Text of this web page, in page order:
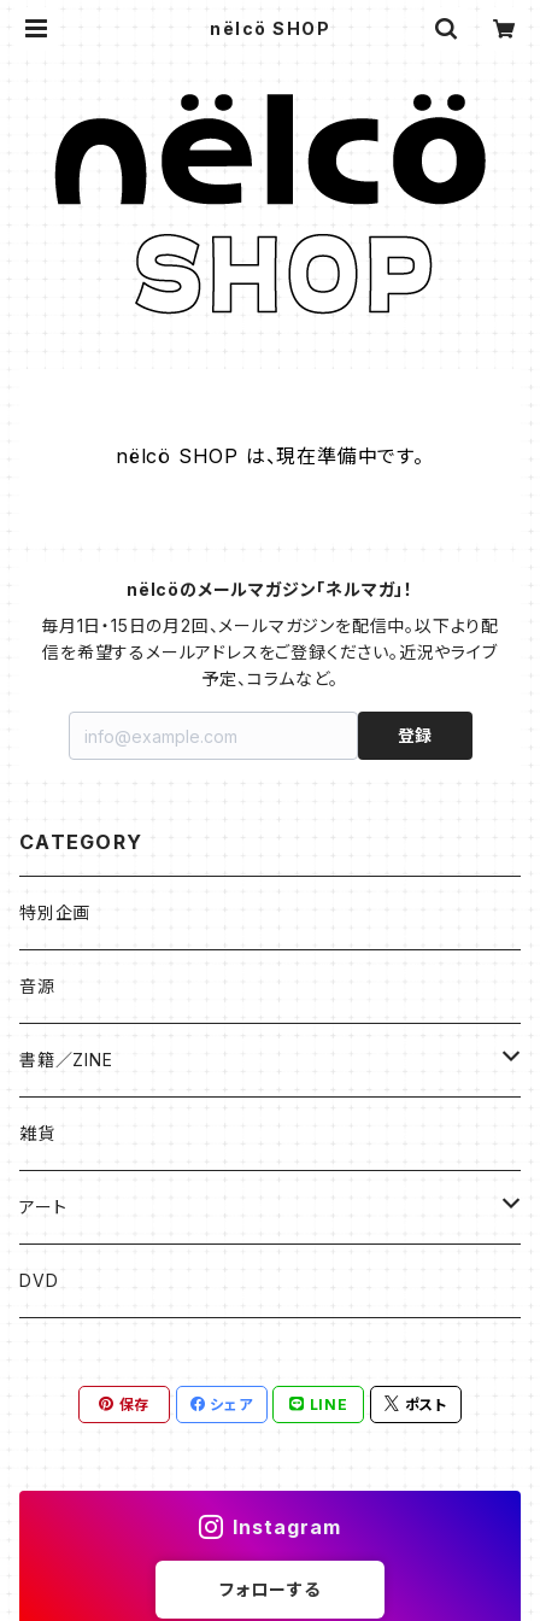
nëlcö SHOP
nëlcö SHOP は、現在準備中です。
nëlcöのメールマガジン「ネルマガ」！
毎月1日・15日の月2回、メールマガジンを配信中。以下より配
信を希望するメールアドレスをご登録ください。近況やライブ
予定、コラムなど。
登録
CATEGORY
特別企画
音源
書籍／ZINE
絵本
ソングブック
漫画
雑貨
アート
版画
フライヤー原画
DVD
保存 シェア LINE ポスト
Instagram
フォローする